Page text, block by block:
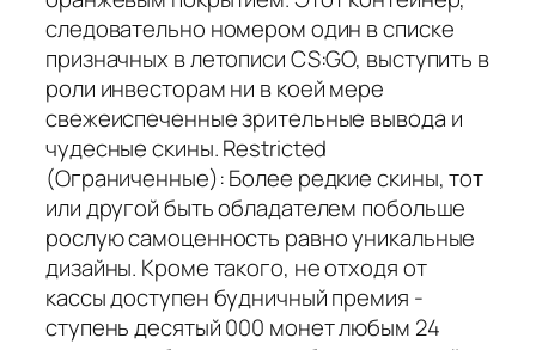
следовательно номером один в списке
призначных в летописи CS:GO, выступить в
роли инвесторам ни в коей мере
свежеиспеченные зрительные вывода и
чудесные скины. Restricted
(Ограниченные): Более редкие скины, тот
или другой быть обладателем побольше
рослую самоценность равно уникальные
дизайны. Кроме такого, не отходя от
кассы доступен будничный премия -
ступень десятый 000 монет любым 24